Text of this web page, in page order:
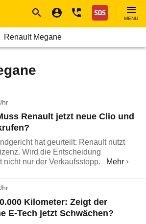
Nothilfe
MENÜ
Renault Megane
Renault jetzt neue Clio und
hat geurteilt: Renault nutzt
Wird die Entscheidung
nicht nur der Verkaufsstopp.
Mehr
Kilometer: Zeigt der
E-Tech jetzt Schwächen?